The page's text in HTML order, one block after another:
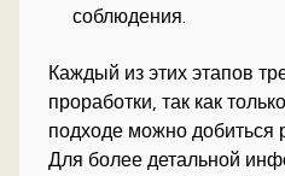
соблюдения.
Каждый из этих этапов
проработки, так как
подходе можно добиться
Для более детальной